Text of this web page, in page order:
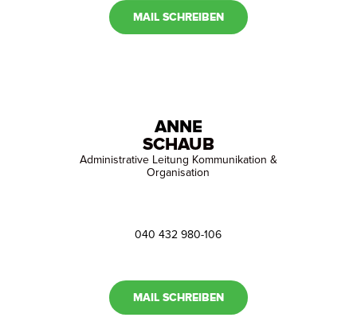
MAIL SCHREIBEN
ANNE
SCHAUB
Administrative Leitung Kommunikation &
Organisation
040 432 980-106
MAIL SCHREIBEN